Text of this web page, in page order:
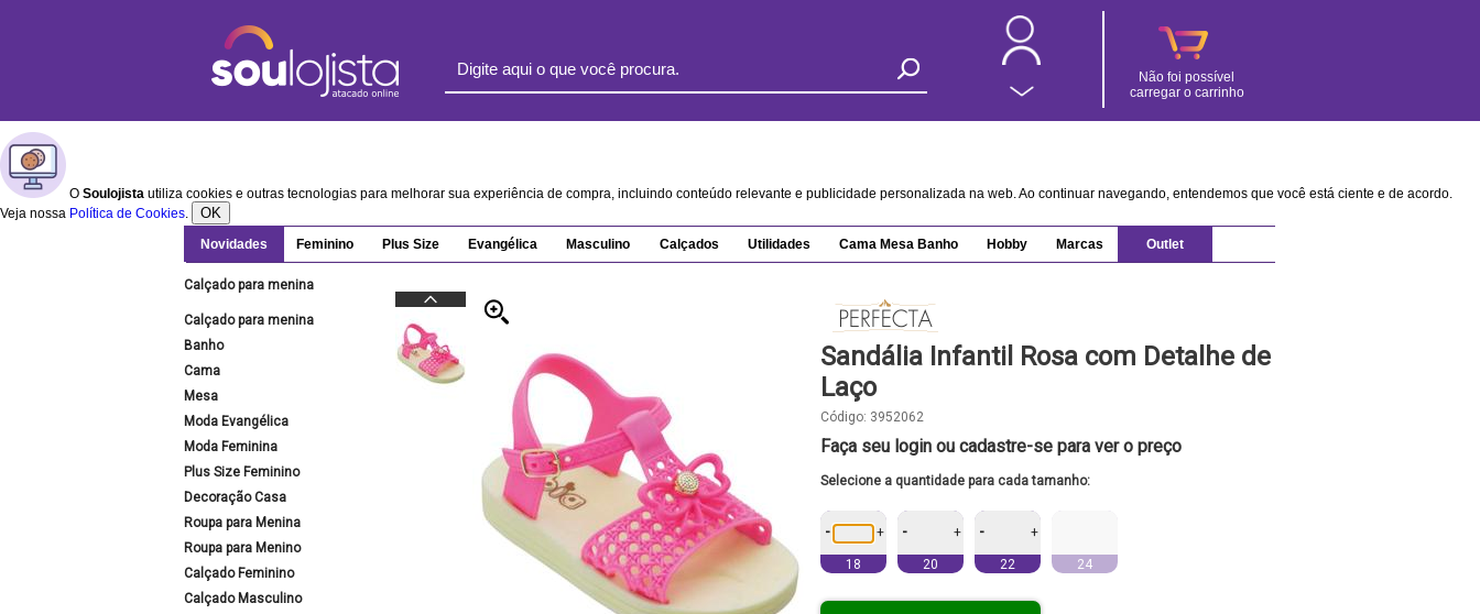
Não foi possível
carregar o carrinho
O Soulojista utiliza cookies e outras tecnologias para melhorar sua experiência de compra, incluindo conteúdo relevante e publicidade personalizada na web. Ao continuar navegando, entendemos que você está ciente e de acordo.
Veja nossa Política de Cookies. OK
Novidades Feminino Plus Size Evangélica Masculino Calçados Utilidades Cama Mesa Banho Hobby Marcas Outlet
Calçado para menina
Calçado para menina
Banho
Cama
Mesa
Moda Evangélica
Moda Feminina
Plus Size Feminino
Decoração Casa
Roupa para Menina
Roupa para Menino
Calçado Feminino
Calçado Masculino
Sandália Infantil Rosa com Detalhe de
Laço
Código: 3952062
Faça seu login ou cadastre-se para ver o preço
Selecione a quantidade para cada tamanho:
- +
18
- +
20
- +
22 24